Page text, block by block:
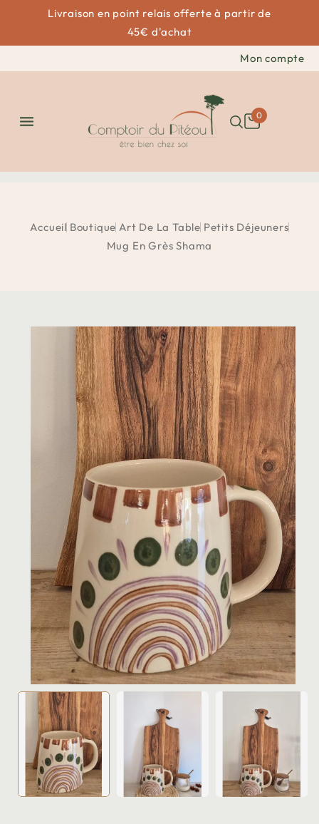
Livraison en point relais offerte à partir de
45€ d'achat
Mon compte
 0
Accueil Boutique Art De La Table Petits Déjeuners
Mug En Grès Shama